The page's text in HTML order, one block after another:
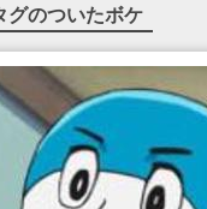
グのついたボケ